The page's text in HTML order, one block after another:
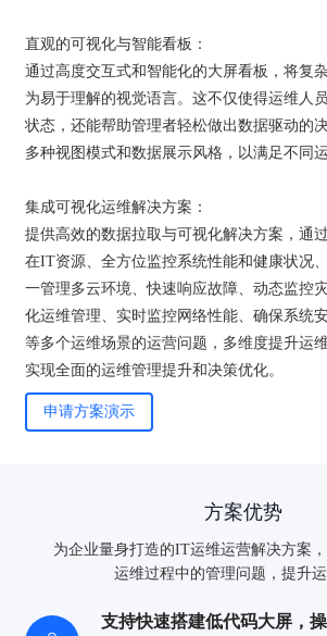
直观的可视化与智能看板：
通过高度交互式和智能化的大屏看板，将复
为易于理解的视觉语言。这不仅使得运维人
状态，还能帮助管理者轻松做出数据驱动的
多种视图模式和数据展示风格，以满足不同
集成可视化运维解决方案：
提供高效的数据拉取与可视化解决方案，通
在IT资源、全方位监控系统性能和健康状况
一管理多云环境、快速响应故障、动态监控
化运维管理、实时监控网络性能、确保系统
等多个运维场景的运营问题，多维度提升运
实现全面的运维管理提升和决策优化。
申请方案演示
方案优势
为企业量身打造的IT运维运营解决方案，
运维过程中的管理问题，提升
支持快速搭建低代码大屏，
验证码登录 密码登录